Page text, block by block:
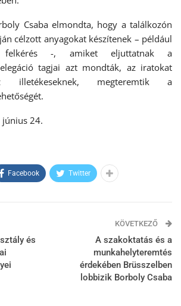
Csaba elmondta, hogy a találkozón
célzott anyagokat készítenek – például
felkérés -, amiket eljuttatnak a
tagjai azt mondták, az iratokat
illetékeseknek, megteremtik a
június 24.
Facebook Twitter
és
KÖVETKEZŐ
A szakoktatás és a
munkahelyteremtés
érdekében Brüsszelben
lobbizik Borboly Csaba